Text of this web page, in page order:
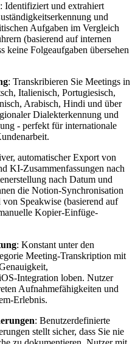
: Identifiziert und extrahiert
und
Aufgaben im Vergleich
(basierend auf internen
keine Folgeaufgaben übersehen
: Transkribieren Sie Meetings in
Italienisch, Portugiesisch,
Arabisch, Hindi und über
Dialekterkennung und
- perfekt für internationale
automatischer Export von
KI-Zusammenfassungen nach
nach Datum und
die Notion-Synchronisation
Speakwise (basierend auf
Kopier-Einfüge-
: Konstant unter den
Meeting-Transkription mit
Integration loben. Nutzer
Aufnahmefähigkeiten und
Erlebnis.
: Benutzerdefinierte
stellt sicher, dass Sie nie